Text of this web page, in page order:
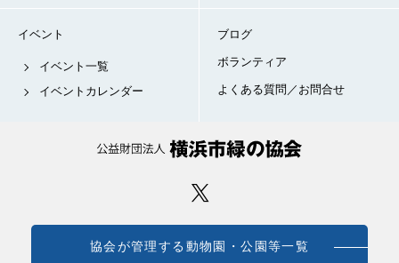
イベント
イベント一覧
イベントカレンダー
ブログ
ボランティア
よくある質問／お問合せ
協会が管理する動物園・公園等一覧